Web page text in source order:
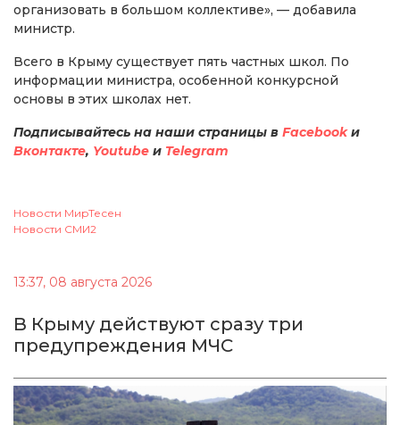
организовать в большом коллективе», — добавила
министр.
Всего в Крыму существует пять частных школ. По
информации министра, особенной конкурсной
основы в этих школах нет.
Подписывайтесь на наши страницы в Facebookи
Вконтакте, Youtube и Telegram
Новости МирТесен
Новости СМИ2
13:37, 08 августа 2026
В Крыму действуют сразу три
предупреждения МЧС